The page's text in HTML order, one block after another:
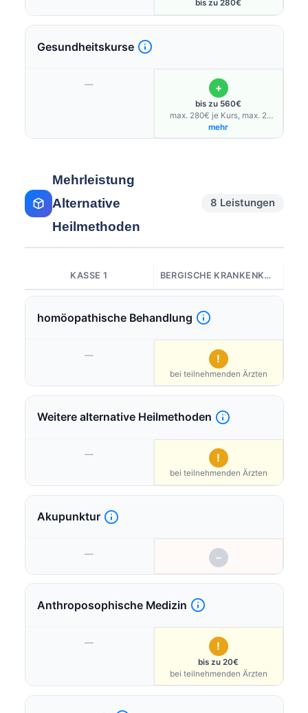
bis zu 280€
Gesundheitskurse
— +
bis zu 560€
max. 280€ je Kurs, max. 2
Kurse/Jahr
mehr
Mehrleistung
Alternative
Heilmethoden
8 Leistungen
KASSE 1 BERGISCHE KRANKENKASSE
homöopathische Behandlung
— !
bei teilnehmenden Ärzten
Weitere alternative Heilmethoden
— !
bei teilnehmenden Ärzten
Akupunktur
— −
Anthroposophische Medizin
— !
bis zu 20€
bei teilnehmenden Ärzten